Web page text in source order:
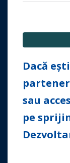
Dacă
sau
pe